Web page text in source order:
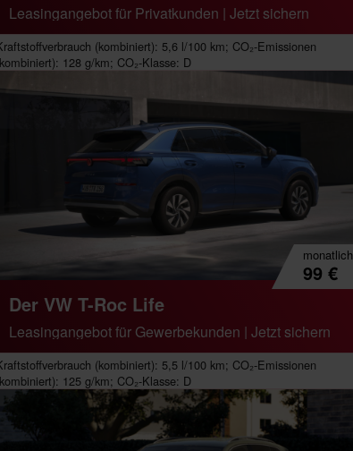
0 g/km; CO₂-Klasse: A
Leasingangebot für Privatkunden | Jetzt sichern
(kombiniert): 5,6 l/100 km; CO₂-Emissionen
128 g/km; CO₂-Klasse: D
monatlich
99 €
Der VW T-Roc Life
Leasingangebot für Gewerbekunden | Jetzt sichern
(kombiniert): 5,5 l/100 km; CO₂-Emissionen
125 g/km; CO₂-Klasse: D